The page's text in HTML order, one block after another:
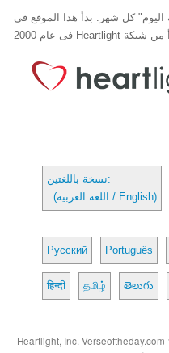
يقرأ "آيــة اليوم" كل شهر. بدأ هذا الموقع فى
نسخة باللغتين:
(اللغة العربية / English)
Русский Português
हिन्दी தமிழ் తెలుగు